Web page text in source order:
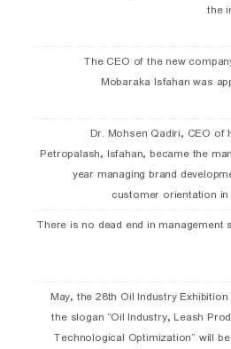
the
The CEO of the new
Mobaraka Isfahan was
Dr. Mohsen Qadiri, CEO of
Petropalash, Isfahan, became the
year managing brand
customer orientation
There is no dead end in management
19 May, the 28th Oil Industry
the slogan “Oil Industry, Leash
Technological Optimization” will